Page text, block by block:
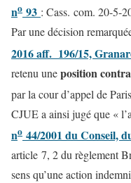
no 93 : Cass. com. 20-5-
Par une décision
2016 aff. 196/15,
retenu uneposition
par la cour d’appel de
CJUE a ainsi jugé que «
no 44/2001 du Conseil,
article 7, 2 du règlement
sens qu’une action